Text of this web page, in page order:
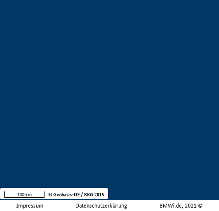
Impressum Datenschutzerklärung BMWi.de, 2021 ©
100 km © Geobasis-DE / BKG 2015